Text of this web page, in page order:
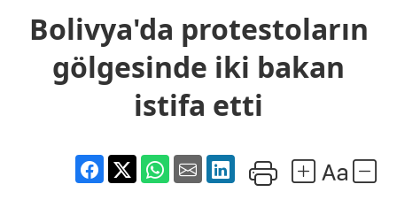
iki bakan
istifa etti
Bolivya'da protestoların
gölgesinde iki bakan
istifa etti